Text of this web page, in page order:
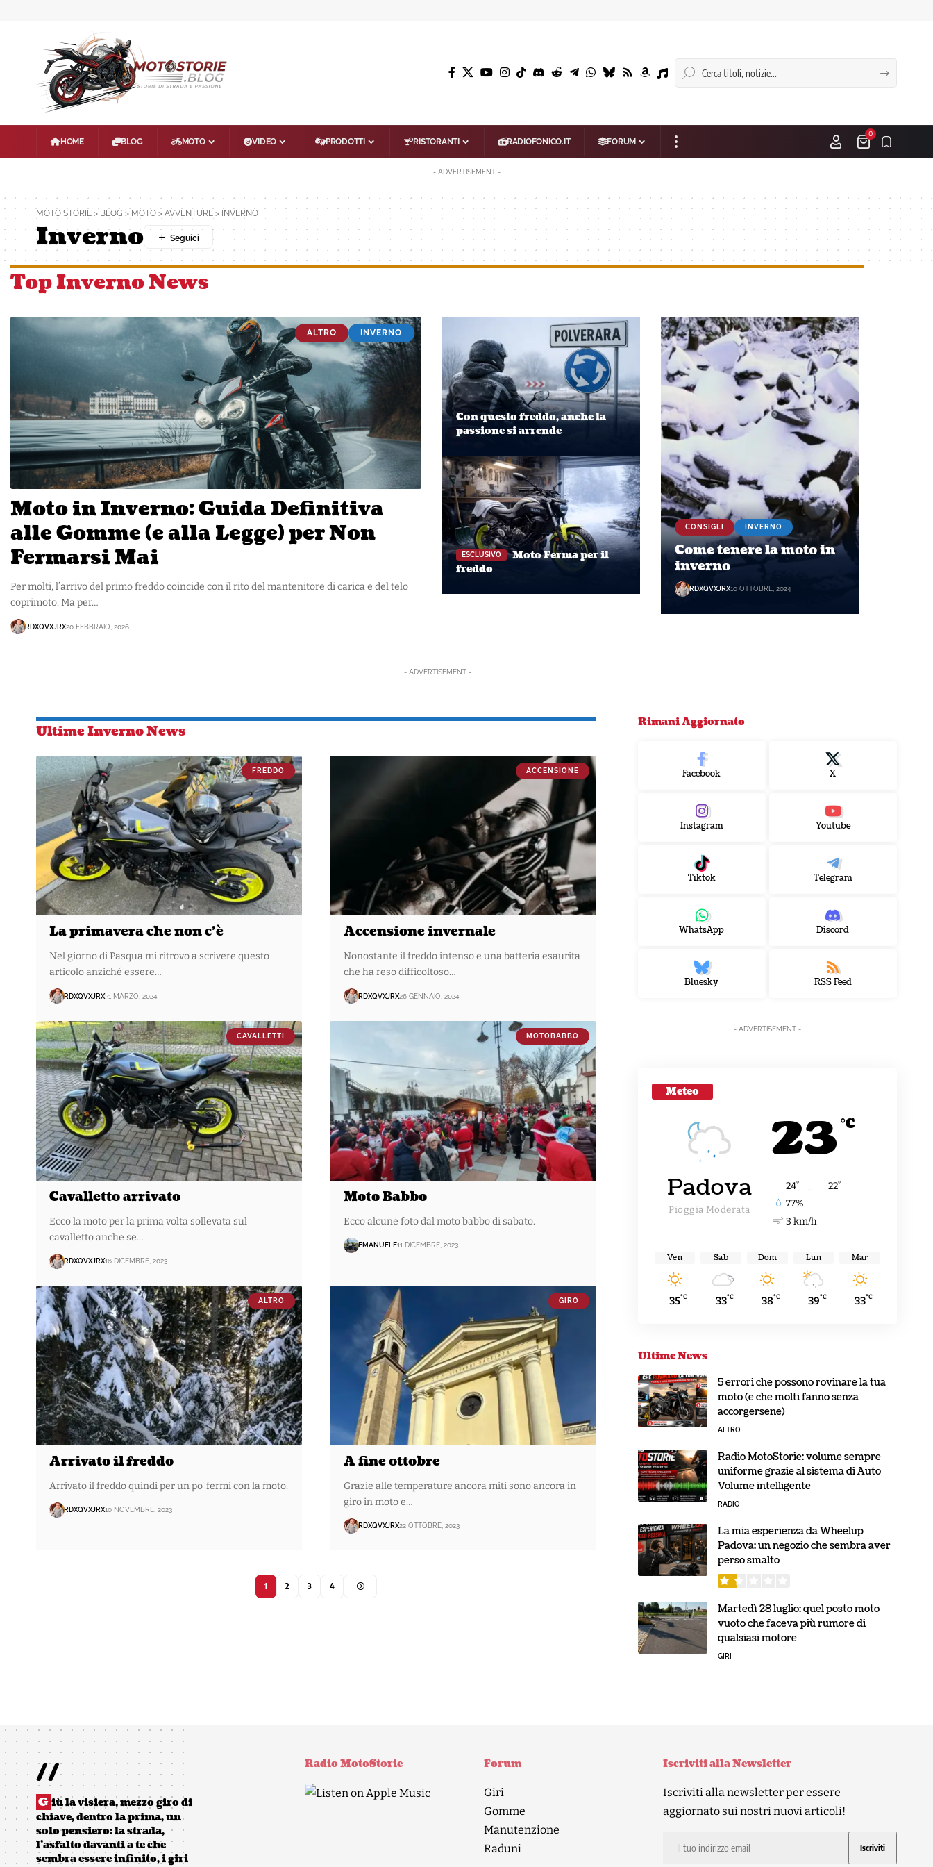
HOME BLOG MOTO VIDEO PRODOTTI RISTORANTI RADIOFONICO.IT FORUM
0
- ADVERTISEMENT -
MOTO STORIE > BLOG > MOTO > AVVENTURE > INVERNO
Inverno
Top Inverno News
ALTRO INVERNO
Moto in Inverno: Guida Definitiva
alle Gomme (e alla Legge) per Non
Fermarsi Mai
Per molti, l’arrivo del primo freddo coincide con il rito del mantenitore di carica e del telo
coprimoto. Ma per…
RDXQVXJRX20 FEBBRAIO, 2026
Con questo freddo, anche la
passione si arrende
Moto Ferma per il
freddo
CONSIGLI INVERNO
Come tenere la moto in
inverno
RDXQVXJRX10 OTTOBRE, 2024
- ADVERTISEMENT -
Ultime Inverno News
FREDDO
La primavera che non c’è
Nel giorno di Pasqua mi ritrovo a scrivere questo
articolo anziché essere…
RDXQVXJRX31 MARZO, 2024
ACCENSIONE
Accensione invernale
Nonostante il freddo intenso e una batteria esaurita
che ha reso difficoltoso…
RDXQVXJRX26 GENNAIO, 2024
CAVALLETTI
Cavalletto arrivato
Ecco la moto per la prima volta sollevata sul
cavalletto anche se…
RDXQVXJRX16 DICEMBRE, 2023
MOTOBABBO
Moto Babbo
Ecco alcune foto dal moto babbo di sabato.
EMANUELE11 DICEMBRE, 2023
ALTRO
Arrivato il freddo
Arrivato il freddo quindi per un po' fermi con la moto.
RDXQVXJRX10 NOVEMBRE, 2023
GIRO
A fine ottobre
Grazie alle temperature ancora miti sono ancora in
giro in moto e…
RDXQVXJRX22 OTTOBRE, 2023
1 2 3 4
Rimani Aggiornato
Facebook X
Instagram Youtube
Tiktok Telegram
WhatsApp Discord
Bluesky RSS Feed
- ADVERTISEMENT -
Meteo
23 °C
Padova
Pioggia Moderata
24° 22°
77%
3 km/h
Ven
35°C
Sab
33°C
Dom
38°C
Lun
39°C
Mar
33°C
Ultime News
5 errori che possono rovinare la tua
moto (e che molti fanno senza
accorgersene)
ALTRO
Radio MotoStorie: volume sempre
uniforme grazie al sistema di Auto
Volume intelligente
RADIO
La mia esperienza da Wheelup
Padova: un negozio che sembra aver
perso smalto
Martedì 28 luglio: quel posto moto
vuoto che faceva più rumore di
qualsiasi motore
GIRI
//
G iù la visiera, mezzo giro di
chiave, dentro la prima, un
solo pensiero: la strada,
l’asfalto davanti a te che
sembra essere infinito, i giri
Radio MotoStorie Forum
Giri
Gomme
Manutenzione
Raduni
Iscriviti alla Newsletter
Iscriviti alla newsletter per essere
aggiornato sui nostri nuovi articoli!